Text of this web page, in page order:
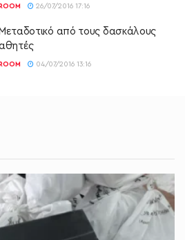
26/07/2016 17:16
από τους δασκάλους
04/07/2016 13:16